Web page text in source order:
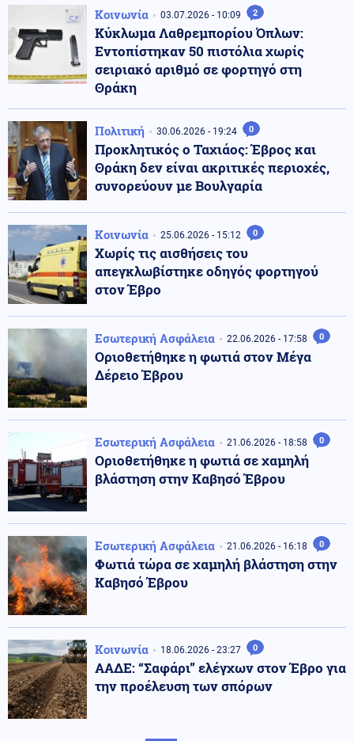
Κοινωνία 03.07.2026 - 10:09 2
Κύκλωμα Λαθρεμπορίου Όπλων:
Εντοπίστηκαν 50 πιστόλια χωρίς
σειριακό αριθμό σε φορτηγό στη
Θράκη
Πολιτική 30.06.2026 - 19:24 0
Προκλητικός ο Ταχιάος: Έβρος και
Θράκη δεν είναι ακριτικές περιοχές,
συνορεύουν με Βουλγαρία
Κοινωνία 25.06.2026 - 15:12 0
Χωρίς τις αισθήσεις του
απεγκλωβίστηκε οδηγός φορτηγού
στον Έβρο
Εσωτερική Ασφάλεια 22.06.2026 - 17:58 0
Οριοθετήθηκε η φωτιά στον Μέγα
Δέρειο Έβρου
Εσωτερική Ασφάλεια 21.06.2026 - 18:58 0
Οριοθετήθηκε η φωτιά σε χαμηλή
βλάστηση στην Καβησό Έβρου
Εσωτερική Ασφάλεια 21.06.2026 - 16:18 0
Φωτιά τώρα σε χαμηλή βλάστηση στην
Καβησό Έβρου
Κοινωνία 18.06.2026 - 23:27 0
ΑΑΔΕ: “Σαφάρι” ελέγχων στον Έβρο για
την προέλευση των σπόρων